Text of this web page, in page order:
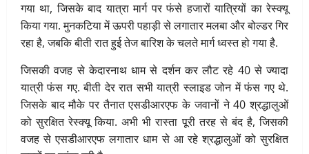
गया था, जिसके बाद यात्रा मार्ग पर फंसे हजारों यात्रियों का रेस्क्यू
किया गया. मुनकटिया में ऊपरी पहाड़ी से लगातार मलबा और बोल्डर गिर
रहा है, जबकि बीती रात हुई तेज बारिश के चलते मार्ग ध्वस्त हो गया है.
जिसकी वजह से केदारनाथ धाम से दर्शन कर लौट रहे 40 से ज्यादा
यात्री फंस गए. बीती देर रात सभी यात्री स्लाइड जोन में फंस गए थे.
जिसके बाद मौके पर तैनात एसडीआरएफ के जवानों ने 40 श्रद्धालुओं
को सुरक्षित रेस्क्यू किया. अभी भी रास्ता पूरी तरह से बंद है, जिसकी
वजह से एसडीआरएफ लगातार धाम से आ रहे श्रद्धालुओं को सुरक्षित